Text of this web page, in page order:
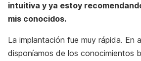
intuitiva y ya estoy
mis conocidos.
La implantación fue muy rápida. En
disponíamos de los conocimientos